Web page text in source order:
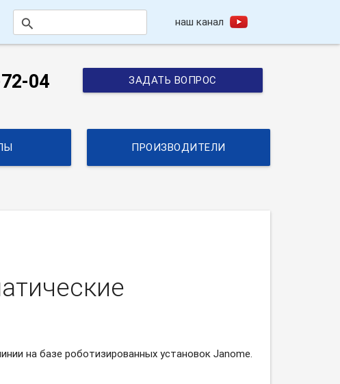
search наш канал
04 ЗАДАТЬ ВОПРОС
ПРОИЗВОДИТЕЛИ
на базе роботизированных установок Janome.